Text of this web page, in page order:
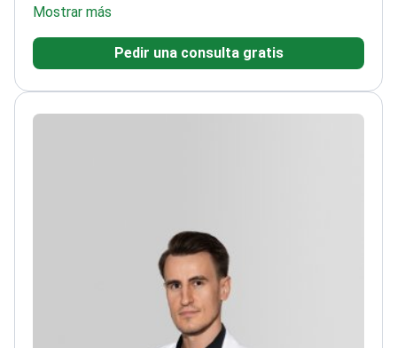
cirugía plástica y reconstructiva
múltiples clínicas prestigiosas en LituaniaFormado en
Francia, Mónaco y el Reino UnidoMiembro de
inglés, lituano y ruso con fluidez
Mostrar más
Pedir una consulta gratis